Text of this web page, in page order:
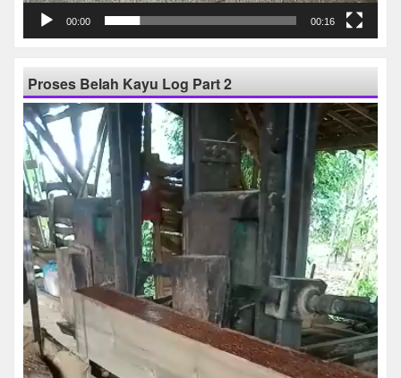
00:00 00:16
Proses Belah Kayu Log Part 2
Pemutar
Video